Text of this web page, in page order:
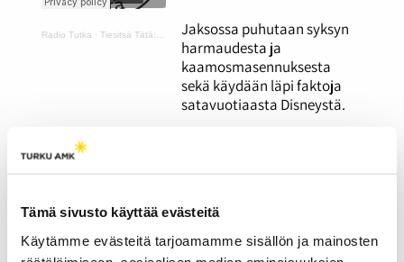
Tämä sivusto käyttää evästeitä
Käytämme evästeitä tarjoamamme sisällön ja mainosten
Radio Tutka ·Tiesitsä Tätä: harmaus ja Disneyn synttärit
Jaksossa puhutaan syksyn
harmaudesta ja
kaamosmasennuksesta
sekä käydään läpi faktoja
satavuotiaasta Disneystä.
syksyiset juhlat
LIVEPALAT